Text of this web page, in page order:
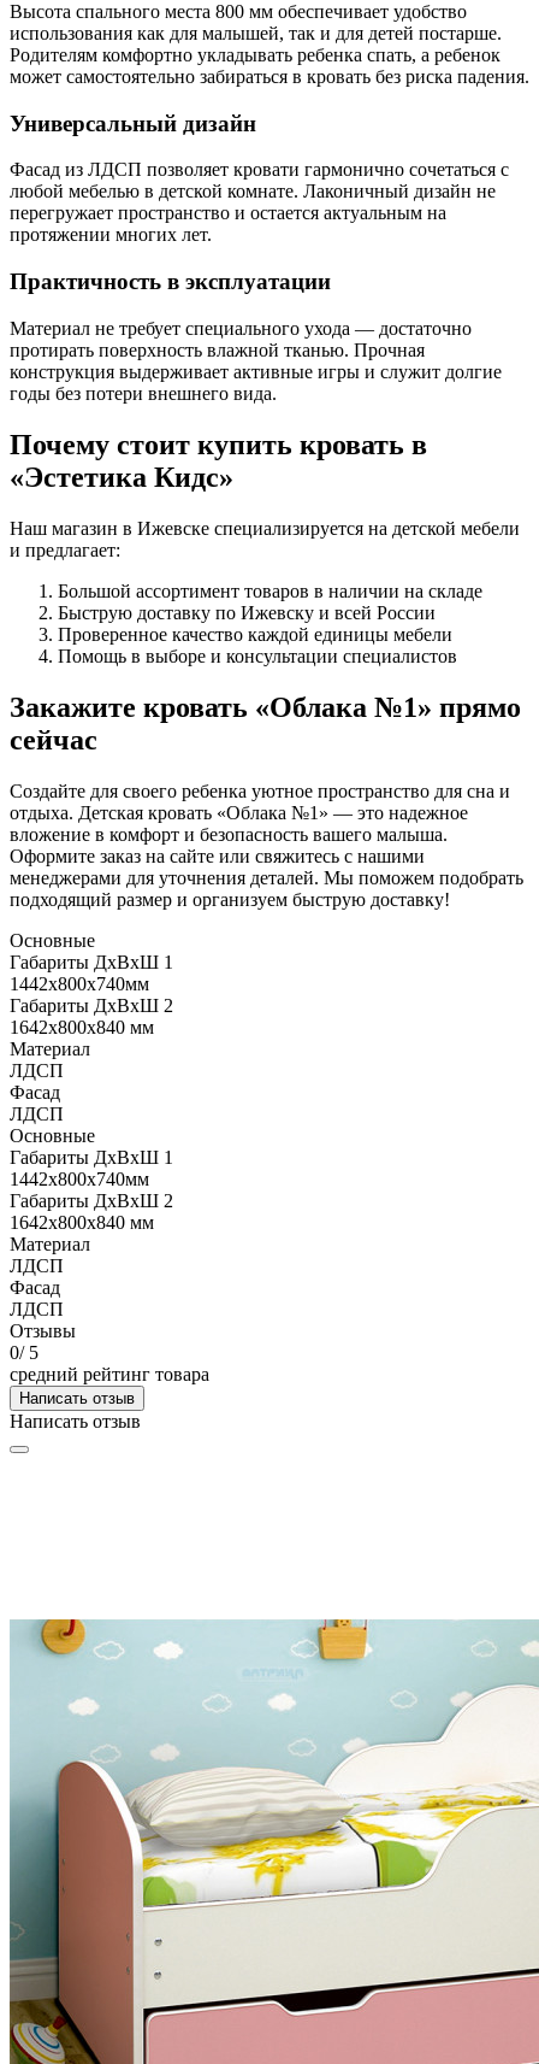
Высота спального места 800 мм обеспечивает удобство
использования как для малышей, так и для детей постарше.
Родителям комфортно укладывать ребенка спать, а ребенок
может самостоятельно забираться в кровать без риска падения.
Универсальный дизайн
Фасад из ЛДСП позволяет кровати гармонично сочетаться с
любой мебелью в детской комнате. Лаконичный дизайн не
перегружает пространство и остается актуальным на
протяжении многих лет.
Практичность в эксплуатации
Материал не требует специального ухода — достаточно
протирать поверхность влажной тканью. Прочная
конструкция выдерживает активные игры и служит долгие
годы без потери внешнего вида.
Почему стоит купить кровать в
«Эстетика Кидс»
Наш магазин в Ижевске специализируется на детской мебели
и предлагает:
Большой ассортимент товаров в наличии на складе
Быструю доставку по Ижевску и всей России
Проверенное качество каждой единицы мебели
Помощь в выборе и консультации специалистов
Закажите кровать «Облака №1» прямо
сейчас
Создайте для своего ребенка уютное пространство для сна и
отдыха. Детская кровать «Облака №1» — это надежное
вложение в комфорт и безопасность вашего малыша.
Оформите заказ на сайте или свяжитесь с нашими
менеджерами для уточнения деталей. Мы поможем подобрать
подходящий размер и организуем быструю доставку!
Основные
Габариты ДхВхШ 1
1442х800х740мм
Габариты ДхВхШ 2
1642х800х840 мм
Материал
ЛДСП
Фасад
ЛДСП
Основные
Габариты ДхВхШ 1
1442х800х740мм
Габариты ДхВхШ 2
1642х800х840 мм
Материал
ЛДСП
Фасад
ЛДСП
Отзывы
0/ 5
средний рейтинг товара
Написать отзыв
Написать отзыв